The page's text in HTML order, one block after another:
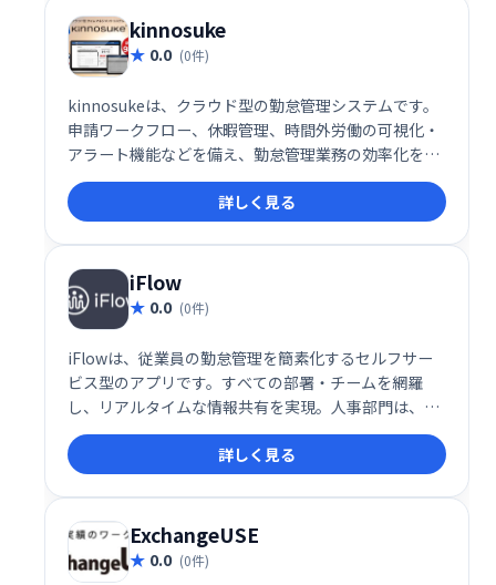
kinnosuke
0.0 (0件)
kinnosukeは、クラウド型の勤怠管理システムです。
申請ワークフロー、休暇管理、時間外労働の可視化・
アラート機能などを備え、勤怠管理業務の効率化を実
現します。日々の業務を簡単に一元管理し、スムーズ
なワークフロー構築をサポートします。
詳しく見る
iFlow
0.0 (0件)
iFlowは、従業員の勤怠管理を簡素化するセルフサー
ビス型のアプリです。すべての部署・チームを網羅
し、リアルタイムな情報共有を実現。人事部門は、よ
り戦略的な業務に集中できるようになり、企業全体の
生産性向上に貢献します。詳しく見る
ExchangeUSE
0.0 (0件)